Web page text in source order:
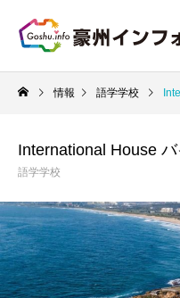
情報 語学学校
International House
語学学校